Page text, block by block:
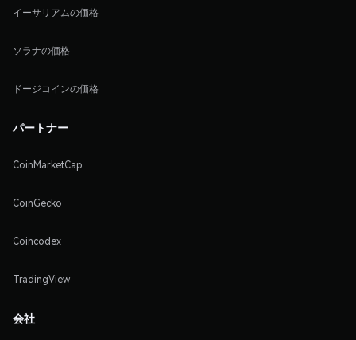
イーサリアムの価格
ソラナの価格
ドージコインの価格
パートナー
CoinMarketCap
CoinGecko
Coincodex
TradingView
会社